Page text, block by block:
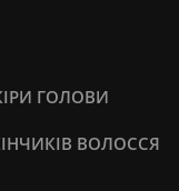
ГОЛОВИ
ВОЛОССЯ